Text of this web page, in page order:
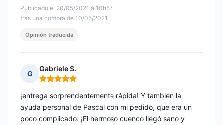
Publicado el 20/05/2021 à 10h57
tras una compra de 10/05/2021
Opinión traducida
G
Gabriele S.
Nota: 5 de 5
¡entrega sorprendentemente rápida! Y también la
ayuda personal de Pascal con mi pedido, que era un
poco complicado. ¡El hermoso cuenco llegó sano y